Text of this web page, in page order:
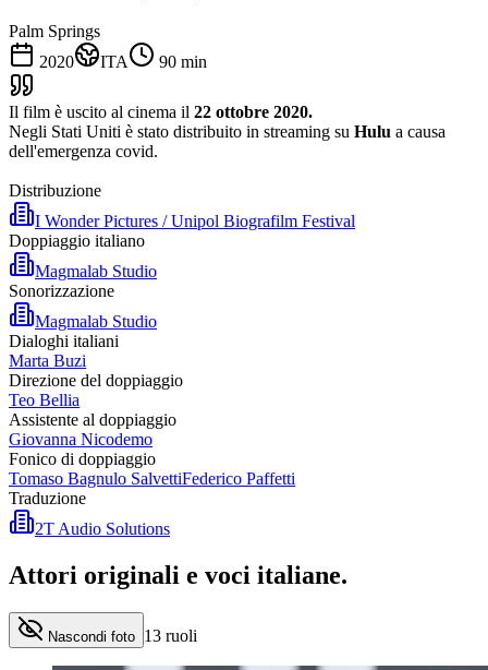
Palm Springs
2020
ITA 90 min
Il film è uscito al cinema il 22 ottobre 2020.
Negli Stati Uniti è stato distribuito in streaming su Hulu a causa
dell'emergenza covid.
Distribuzione
I Wonder Pictures / Unipol Biografilm Festival
Doppiaggio italiano
Magmalab Studio
Sonorizzazione
Magmalab Studio
Dialoghi italiani
Marta Buzi
Direzione del doppiaggio
Teo Bellia
Assistente al doppiaggio
Giovanna Nicodemo
Fonico di doppiaggio
Tomaso Bagnulo SalvettiFederico Paffetti
Traduzione
2T Audio Solutions
Attori originali e voci italiane.
Nascondi foto 13 ruoli